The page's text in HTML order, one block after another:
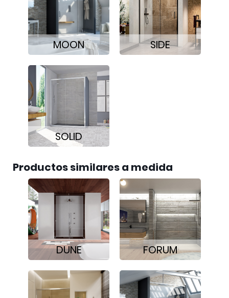
MOON SIDE
SOLID
Productos similares a medida
DUNE FORUM